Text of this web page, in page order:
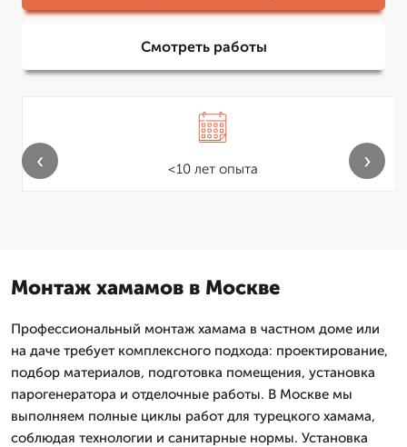
Смотреть работы
<10 лет опыта
‹ ›
Монтаж хамамов в Москве
Профессиональный монтаж хамама в частном доме или
на даче требует комплексного подхода: проектирование,
подбор материалов, подготовка помещения, установка
парогенератора и отделочные работы. В Москве мы
выполняем полные циклы работ для турецкого хамама,
соблюдая технологии и санитарные нормы. Установка